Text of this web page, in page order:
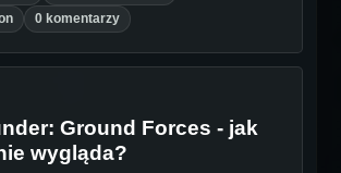
0 komentarzy
Ground Forces - jak
wygląda?